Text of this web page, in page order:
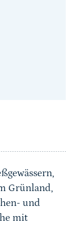
Grünland,
und
mit